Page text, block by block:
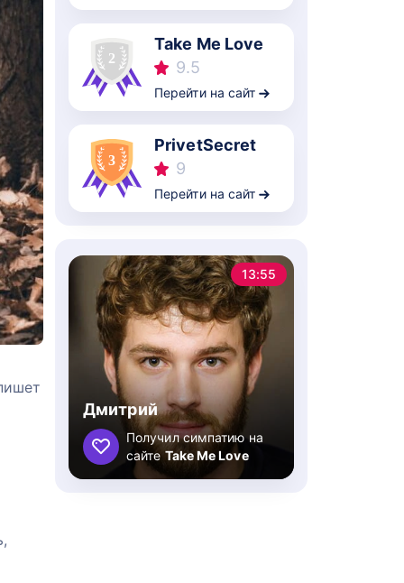
Take Me Love
9.5
Перейти на сайт
PrivetSecret
9
Перейти на сайт
13:55
Дмитрий
Получил симпатию на
сайтеTake Me Love